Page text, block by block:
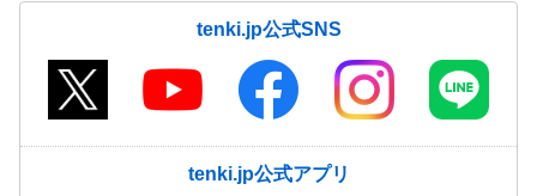
tenki.jp公式SNS
tenki.jp公式アプリ